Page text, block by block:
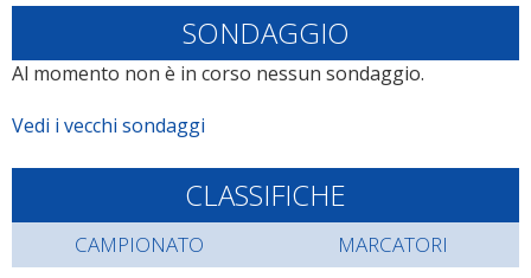
SONDAGGIO
Al momento non è in corso nessun sondaggio.
Vedi i vecchi sondaggi
CLASSIFICHE
CAMPIONATO MARCATORI